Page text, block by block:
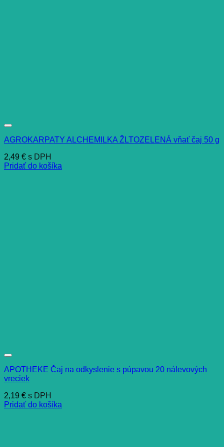
AGROKARPATY ALCHEMILKA ŽLTOZELENÁ vňať čaj 50 g
2,49 € s DPH
Pridať do košíka
APOTHEKE Čaj na odkyslenie s púpavou 20 nálevových
vreciek
2,19 € s DPH
Pridať do košíka